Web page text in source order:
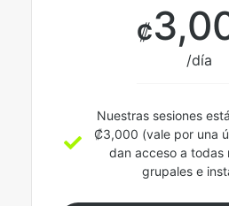
₡
/día
Nuestras sesiones
₡3,000 (vale por una
dan acceso a todas
grupales e